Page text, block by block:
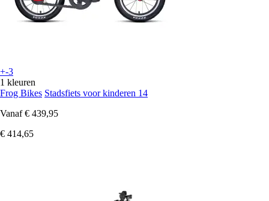
+-3
1 kleuren
Frog Bikes Stadsfiets voor kinderen 14
Vanaf € 439,95
€ 414,65